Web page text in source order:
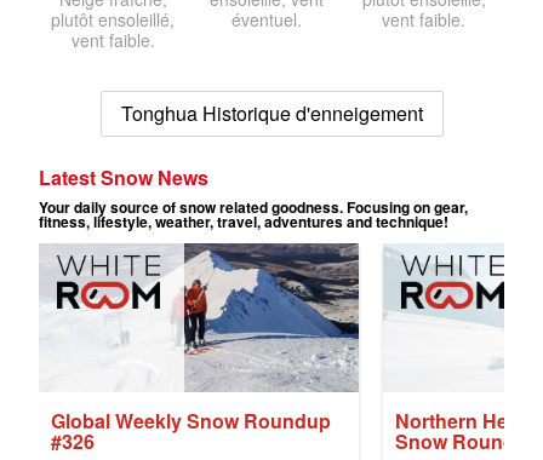
plutôt ensoleillé,
vent faible.
éventuel.
vent faible.
Tonghua Historique d'enneigement